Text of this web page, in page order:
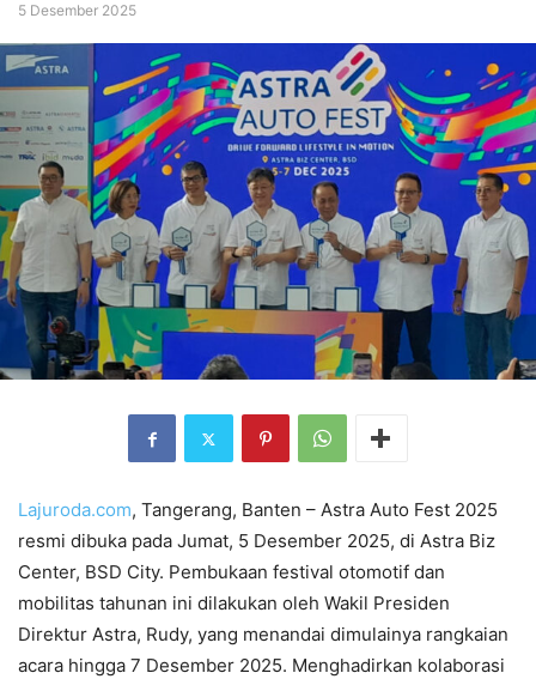
5 Desember 2025
Lajuroda.com, Tangerang, Banten – Astra Auto Fest 2025
resmi dibuka pada Jumat, 5 Desember 2025, di Astra Biz
Center, BSD City. Pembukaan festival otomotif dan
mobilitas tahunan ini dilakukan oleh Wakil Presiden
Direktur Astra, Rudy, yang menandai dimulainya rangkaian
acara hingga 7 Desember 2025. Menghadirkan kolaborasi